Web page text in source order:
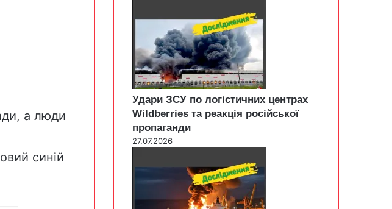
а люди
синій
Удари ЗСУ по логістичних центрах
Wildberries та реакція російської
пропаганди
27.07.2026